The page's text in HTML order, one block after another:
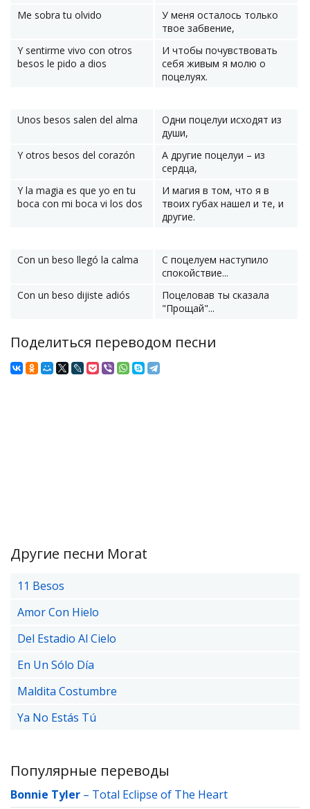
Me sobra tu olvido
У меня осталось только
твое забвение,
Y sentirme vivo con otros
besos le pido a dios
И чтобы почувствовать
себя живым я молю о
поцелуях.
Unos besos salen del alma
Одни поцелуи исходят из
души,
Y otros besos del corazón
А другие поцелуи – из
сердца,
Y la magia es que yo en tu
boca con mi boca vi los dos
И магия в том, что я в
твоих губах нашел и те, и
другие.
Con un beso llegó la calma
С поцелуем наступило
спокойствие...
Con un beso dijiste adiós
Поцеловав ты сказала
"Прощай"...
Поделиться переводом песни
Другие песни Morat
11 Besos
Amor Con Hielo
Del Estadio Al Cielo
En Un Sólo Día
Maldita Costumbre
Ya No Estás Tú
Популярные переводы
Bonnie Tyler – Total Eclipse of The Heart